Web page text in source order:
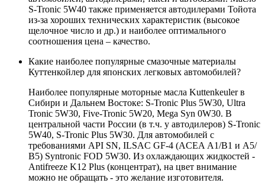
S-Tronic 5W40 также применяется автодилерами Тойота
из-за хороших технических характеристик (высокое
щелочное число и др.) и наиболее оптимального
соотношения цена – качество.
Какие наиболее популярные смазочные материалы
Куттенкойлер для японских легковых автомобилей?
Наиболее популярные моторные масла Kuttenkeuler в
Сибири и Дальнем Востоке: S-Tronic Plus 5W30, Ultra
Tronic 5W30, Five-Tronic 5W20, Mega Syn 0W30. В
центральной части России (в т.ч. у автодилеров) S-Tronic
5W40, S-Tronic Plus 5W30. Для автомобилей с
требованиями API SN, ILSAC GF-4 (ACEA А1/В1 и А5/
В5) Syntronic FOD 5W30. Из охлаждающих жидкостей -
Antifreeze K12 Plus (концентрат), на цвет внимание
можно не обращать - это желание изготовителя.